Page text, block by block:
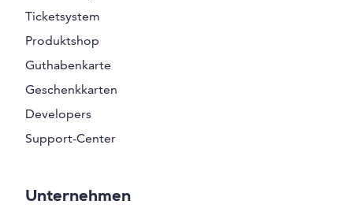
Ticketsystem
Produktshop
Guthabenkarte
Geschenkkarten
Developers
Support-Center
Unternehmen